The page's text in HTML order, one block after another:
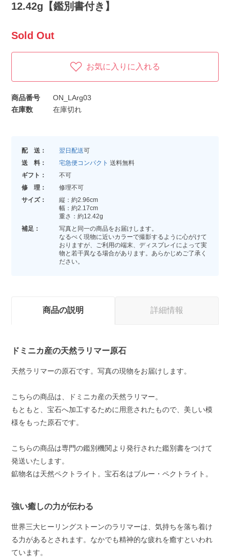
12.42g【鑑別書付き】
Sold Out
お気に入りに入れる
商品番号
ON_LArg03
在庫数
在庫切れ
配 送： 翌日配送可
送 料：
宅急便コンパクト 送料無料
ギフト：
不可
修 理：
修理不可
サイズ：
縦：約2.96cm
幅：約2.17cm
重さ：約12.42g
補足：
写真と同一の商品をお届けします。
なるべく現物に近いカラーで撮影するように心がけて
おりますが、ご利用の端末、ディスプレイによって実
物と若干異なる場合があります。あらかじめご了承く
ださい。
商品の説明 詳細情報
ドミニカ産の天然ラリマー原石
天然ラリマーの原石です。写真の現物をお届けします。
こちらの商品は、ドミニカ産の天然ラリマー。
もともと、宝石へ加工するために用意されたもので、美しい模
様をもった原石です。
こちらの商品は専門の鑑別機関より発行された鑑別書をつけて
発送いたします。
鉱物名は天然ペクトライト。宝石名はブルー・ペクトライト。
強い癒しの力が伝わる
世界三大ヒーリングストーンのラリマーは、気持ちを落ち着け
る力があるとされます。なかでも精神的な疲れを癒すといわれ
ています。